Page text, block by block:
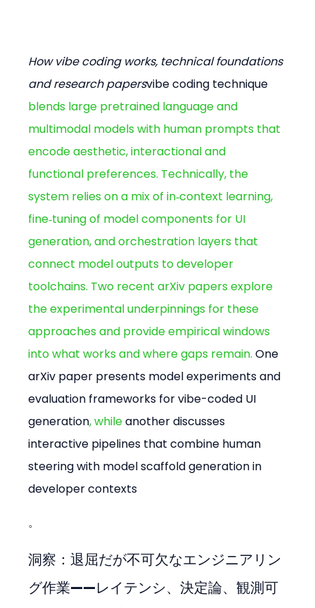
How vibe coding works, technical foundations
and research papersvibe coding technique
blends large pretrained language and
multimodal models with human prompts that
encode aesthetic, interactional and
functional preferences. Technically, the
system relies on a mix of in‑context learning,
fine‑tuning of model components for UI
generation, and orchestration layers that
connect model outputs to developer
toolchains. Two recent arXiv papers explore
the experimental underpinnings for these
approaches and provide empirical windows
into what works and where gaps remain. One
arXiv paper presents model experiments and
evaluation frameworks for vibe-coded UI
generation, while another discusses
interactive pipelines that combine human
steering with model scaffold generation in
developer contexts
。
洞察：退屈だが不可欠なエンジニアリン
グ作業——レイテンシ、決定論、観測可